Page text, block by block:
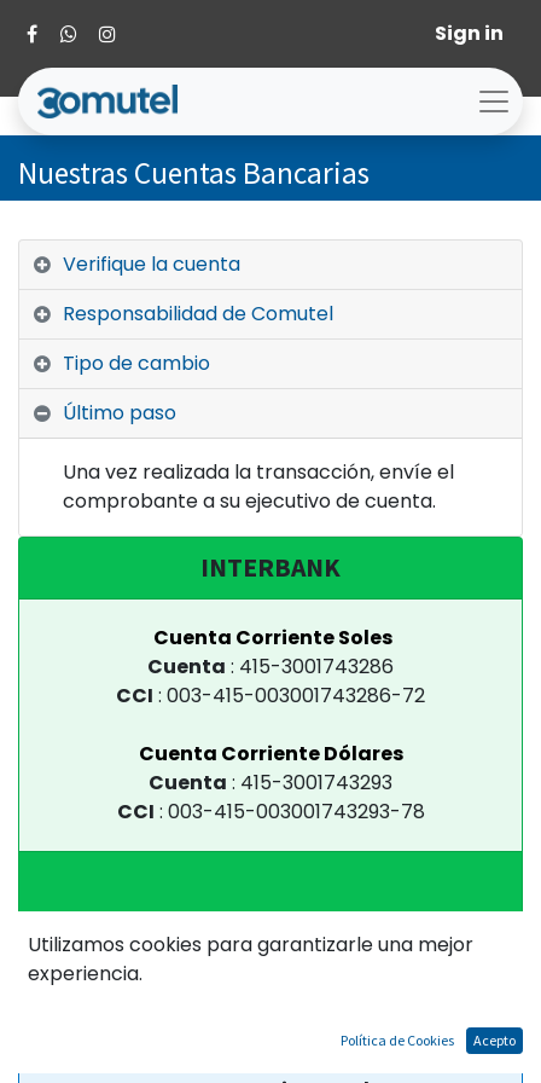
Sign in
Nuestras Cuentas Bancarias
Verifique la cuenta
Responsabilidad de Comutel
Tipo de cambio
Último paso
Una vez realizada la transacción, envíe el
comprobante a su ejecutivo de cuenta.
INTERBANK
Cuenta Corriente Soles
Cuenta : 415-3001743286
CCI : 003-415-003001743286-72
Cuenta Corriente Dólares
Cuenta : 415-3001743293
CCI : 003-415-003001743293-78
Utilizamos cookies para garantizarle una mejor
experiencia.
Política de Cookies Acepto